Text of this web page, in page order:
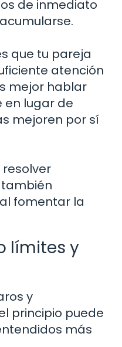
de inmediato
que tu pareja
atención
mejor hablar
lugar de
mejoren por sí
resolver
fomentar la
límites y
y
principio puede
más